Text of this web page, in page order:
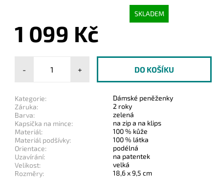
SKLADEM
1 099 Kč
- +
Kategorie:
Dámské peněženky
Záruka:
2 roky
Barva:
zelená
Kapsička na mince:
na zip a na klips
Materiál:
100 % kůže
Materiál podšívky:
100 % látka
Orientace:
podélná
Uzavírání:
na patentek
Velikost:
velká
Rozměry:
18,6 x 9,5 cm